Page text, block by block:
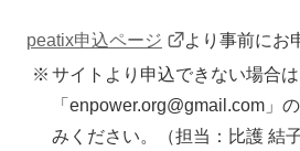
peatix申込ページ
より事前にお
サイトより申込できない場合は
「enpower.org@gmail.com」
みください。（担当：比護 結子